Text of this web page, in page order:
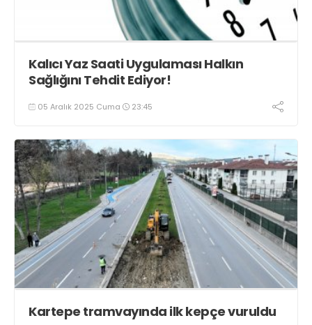
Kalıcı Yaz Saati Uygulaması Halkın
Sağlığını Tehdit Ediyor!
05 Aralık 2025 Cuma 23:45
Kartepe tramvayında ilk kepçe vuruldu